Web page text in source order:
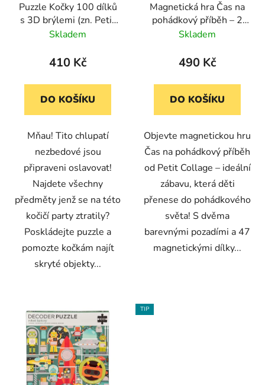
Puzzle Kočky 100 dílků
s 3D brýlemi (zn. Petit
Collage)
Skladem
410 Kč
DO KOŠÍKU
Mňau! Tito chlupatí
nezbedové jsou
připraveni oslavovat!
Najdete všechny
předměty jenž se na této
kočičí party ztratily?
Poskládejte puzzle a
pomozte kočkám najít
skryté objekty...
Magnetická hra Čas na
pohádkový příběh – 2
pozadí, 47 dílků (Petit
Skladem
490 Kč
DO KOŠÍKU
Objevte magnetickou hru
Čas na pohádkový příběh
od Petit Collage – ideální
zábavu, která děti
přenese do pohádkového
světa! S dvěma
barevnými pozadími a 47
magnetickými dílky...
TIP